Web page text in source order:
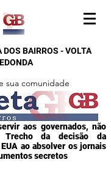
BAIRROS - VOLTA
sua comunidade
aos governados, não
Trecho da decisão da
ao absolver os jornais
secretos